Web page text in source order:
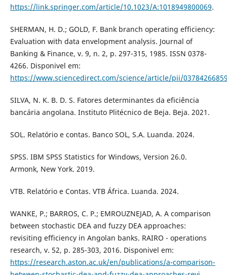
https://link.springer.com/article/10.1023/A:1018949800069.
SHERMAN, H. D.; GOLD, F. Bank branch operating efficiency:
Evaluation with data envelopment analysis. Journal of
Banking & Finance, v. 9, n. 2, p. 297-315, 1985. ISSN 0378-
4266. Disponivel em:
https://www.sciencedirect.com/science/article/pii/
SILVA, N. K. B. D. S. Fatores determinantes da eficiência
bancária angolana. Instituto Plitécnico de Beja. Beja. 2021.
SOL. Relatório e contas. Banco SOL, S.A. Luanda. 2024.
SPSS. IBM SPSS Statistics for Windows, Version 26.0.
Armonk, New York. 2019.
VTB. Relatório e Contas. VTB África. Luanda. 2024.
WANKE, P.; BARROS, C. P.; EMROUZNEJAD, A. A comparison
between stochastic DEA and fuzzy DEA approaches:
revisiting efficiency in Angolan banks. RAIRO - operations
research, v. 52, p. 285-303, 2016. Disponivel em:
https://research.aston.ac.uk/en/publications/a-comparison-